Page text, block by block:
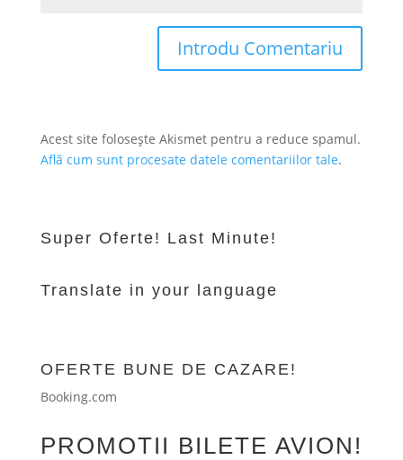
Acest site folosește Akismet pentru a reduce spamul.
Află cum sunt procesate datele comentariilor tale.
Super Oferte! Last Minute!
Translate in your language
OFERTE BUNE DE CAZARE!
Booking.com
PROMOTII BILETE AVION!